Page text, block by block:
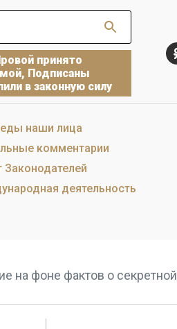
принято
Подписаны
в законную силу
наши лица
комментарии
Законодателей
деятельность
на фоне фактов о секретной